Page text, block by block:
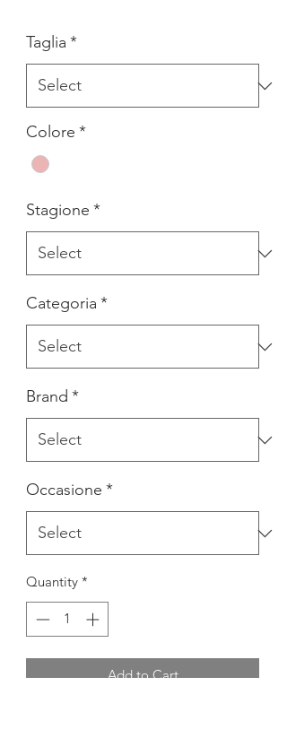
Taglia *
Colore *
Stagione *
Categoria *
Brand *
Occasione *
Quantity *
Add to Cart